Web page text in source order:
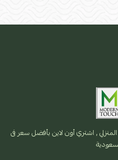
, اشتري أون لاين بأفضل سعر فى